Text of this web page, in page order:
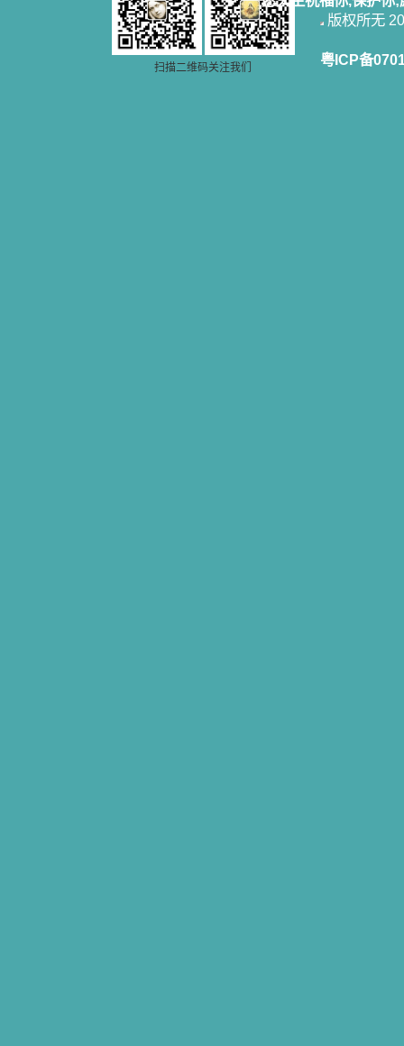
扫描二维码关注我们
版权所无
粤ICP备